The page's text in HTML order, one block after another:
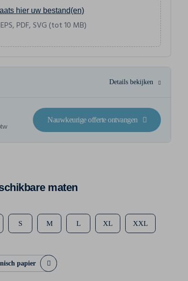
hier uw bestand(en)
PDF, SVG (tot 10 MB)
Details bekijken
Nauwkeurige offerte ontvangen
maten
S M L XL XXL
papier